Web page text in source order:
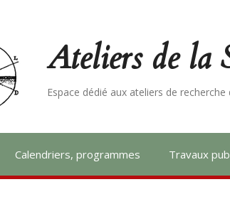
Ateliers de la
Espace dédié aux ateliers de
Calendriers, programmes Travaux